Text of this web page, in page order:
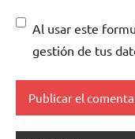
Al usar este
gestión de tus